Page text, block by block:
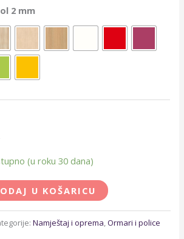
2 mm
(u roku 30 dana)
U KOŠARICU
Namještaj i oprema,Ormari i police